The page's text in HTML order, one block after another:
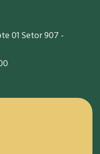
01 Setor 907 -